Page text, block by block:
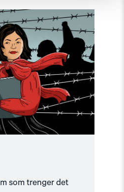
som trenger det
Read
article
"Forsvarer
dem
som
trenger
det
mest"